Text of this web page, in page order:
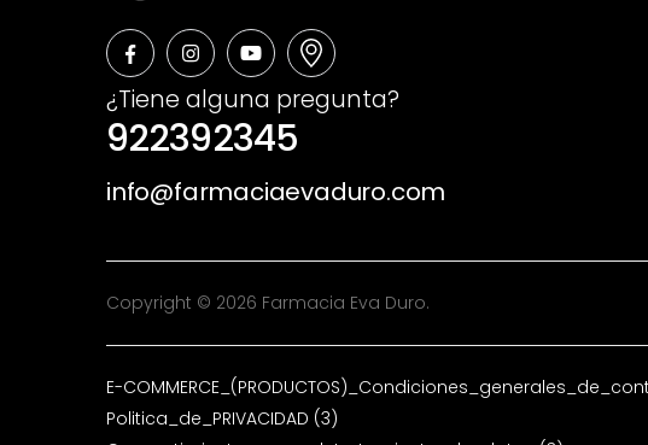
¿Tiene alguna pregunta?
922392345
info@farmaciaevaduro.com
Copyright © 2026 Farmacia Eva Duro.
E-
Politica_de_PRIVACIDAD (3)